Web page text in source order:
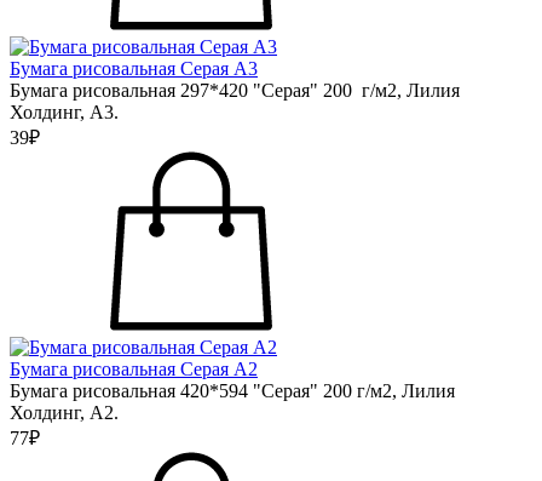
Бумага рисовальная Серая А3
Бумага рисовальная 297*420 "Серая" 200 г/м2, Лилия
Холдинг, А3.
39₽
Бумага рисовальная Серая А2
Бумага рисовальная 420*594 "Серая" 200 г/м2, Лилия
Холдинг, А2.
77₽